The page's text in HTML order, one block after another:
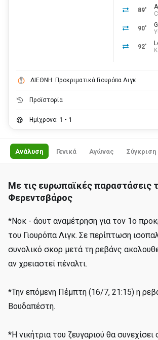
89'
90'
92'
ΔΙΕΘΝΗ: Προκριματικά Γιουρόπα Λιγκ
Προϊστορία
Ημίχρονο: 1 - 1
Ανάλυση Γενικά Αγώνας Σύγκριση
Με τις ευρωπαϊκές παραστάσεις
Φερεντσβάρος
*Νοκ - άουτ αναμέτρηση για τον 1ο
του Γιουρόπα Λιγκ. Σε περίπτωση
συνολικό σκορ μετά τη ρεβάνς
αν χρειαστεί πέναλτι.
*Την επόμενη Πέμπτη (16/7, 21:15) η
Βουδαπέστη.
*Η νικήτρια του ζευγαριού θα συνεχίσει